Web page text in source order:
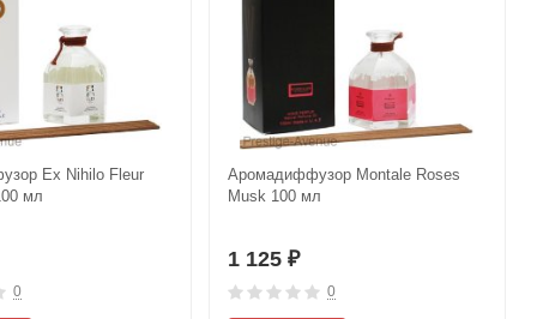
Ex Nihilo Fleur
мл
0
Аромадиффузор Montale Roses
Musk 100 мл
1 125 ₽
0